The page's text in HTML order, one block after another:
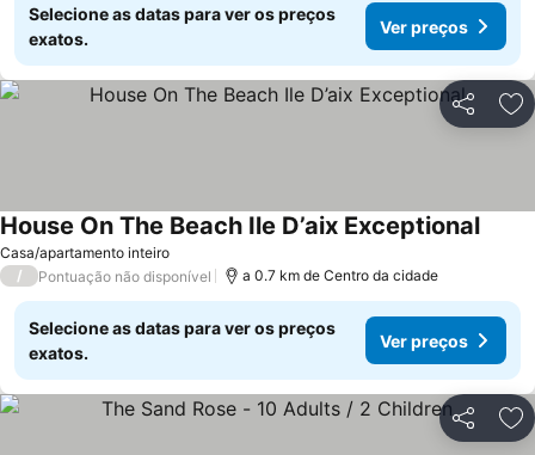
Selecione as datas para ver os preços
exatos.
Ver preços
Partilhar
Casa/apartamento inteiro
House On The Beach Ile D’aix ExceptionalVer
/ Pontuação não disponível a 0.7 km de Centro da cidade
Selecione as datas para ver os preços
exatos.
Ver preços
Partilhar